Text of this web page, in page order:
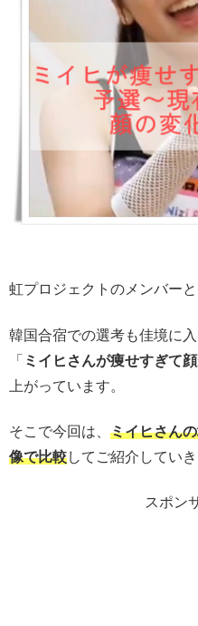
虹プロジェクトのメンバー
韓国合宿での選考も佳境に
「 ミイヒさんが痩せすぎて
上がっています。
そこで今回は、 ミイヒさん
像で比較してご紹介していき
スポン